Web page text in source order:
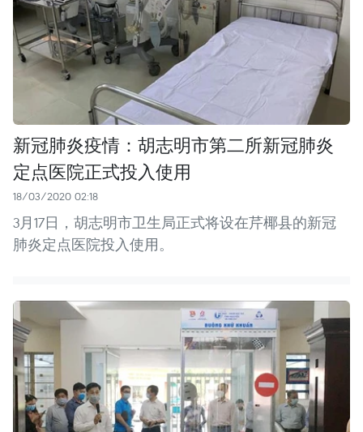
新冠肺炎疫情：胡志明市第二所新冠肺炎
定点医院正式投入使用
18/03/2020 02:18
3月17日，胡志明市卫生局正式将设在芹椰县的新冠
肺炎定点医院投入使用。